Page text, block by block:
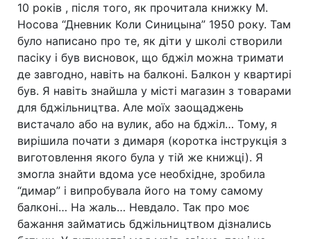
10 років , після того, як прочитала книжку М.
Носова “Дневник Коли Синицына” 1950 року. Там
було написано про те, як діти у школі створили
пасіку і був висновок, що бджіл можна тримати
де завгодно, навіть на балконі. Балкон у квартирі
був. Я навіть знайшла у місті магазин з товарами
для бджільництва. Але моїх заощаджень
вистачало або на вулик, або на бджіл… Тому, я
вирішила почати з димаря (коротка інструкція з
виготовлення якого була у тій же книжці). Я
змогла знайти вдома усе необхідне, зробила
“димар” і випробувала його на тому самому
балконі… На жаль… Невдало. Так про моє
бажання займатись бджільництвом дізнались